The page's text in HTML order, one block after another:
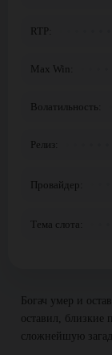
RTP:
Max Win:
Волатильность:
Релиз:
Провайдер:
Тема слота:
Богач умер и
оставил, близкие
сложнейшую